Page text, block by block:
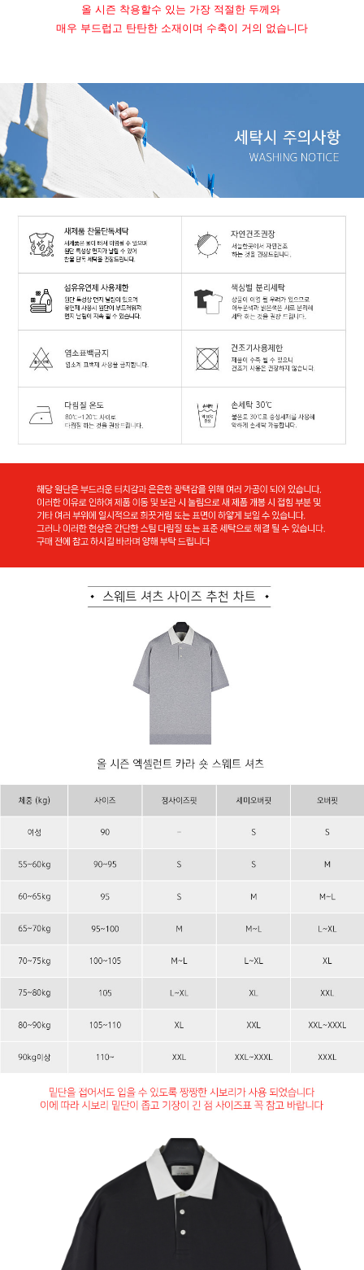
올 시즌 착용할수 있는 가장 적절한 두께와
매우 부드럽고 탄탄한 소재이며 수축이 거의 없습니다